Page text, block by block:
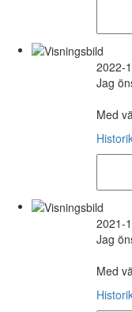
2022-
Jag
Med
2021-
Jag
Med